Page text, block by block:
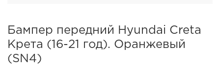
Бампер передний Hyundai Creta
Крета (16-21 год). Оранжевый
(SN4)